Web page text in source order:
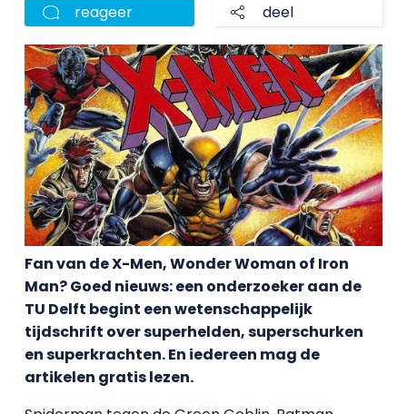
reageer deel
Fan van de X-Men, Wonder Woman of Iron
Man? Goed nieuws: een onderzoeker aan de
TU Delft begint een wetenschappelijk
tijdschrift over superhelden, superschurken
en superkrachten. En iedereen mag de
artikelen gratis lezen.